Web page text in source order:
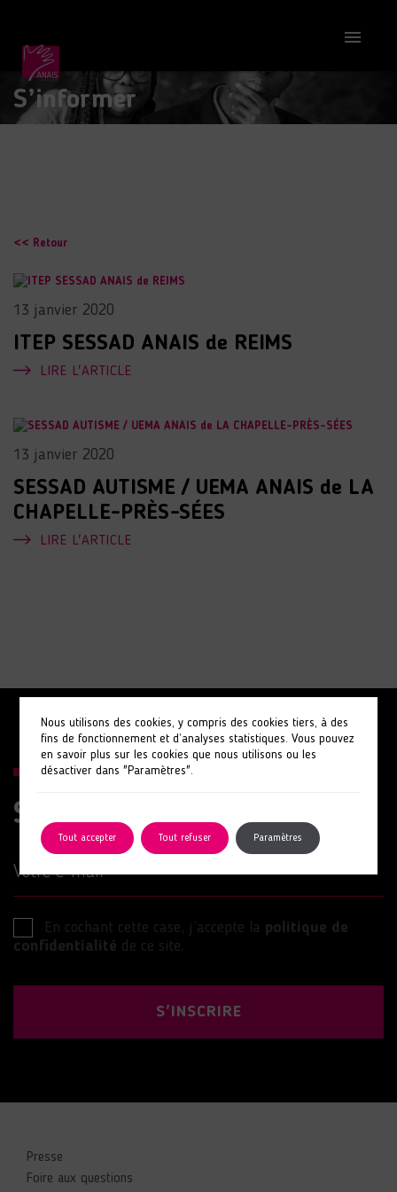

S’informer
<< Retour
13 janvier 2020
ITEP SESSAD ANAIS de REIMS
LIRE L'ARTICLE
13 janvier 2020
SESSAD AUTISME / UEMA ANAIS de LA
CHAPELLE-PRÈS-SÉES
LIRE L'ARTICLE
Suivez nos actions
Votre e-mail
En cochant cette case, j’accepte la politique de
confidentialité de ce site.
S'INSCRIRE
Presse
Foire aux questions
Nous utilisons des cookies, y compris des cookies tiers, à des
fins de fonctionnement et d’analyses statistiques. Vous pouvez
en savoir plus sur les cookies que nous utilisons ou les
désactiver dans "Paramètres".
Tout accepter Tout refuser Paramètres